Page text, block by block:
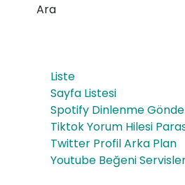
k
Ara
Liste
Sayfa Listesi
Spotify Dinlenme
Tiktok Yorum Hilesi
Twitter Profil Arka Plan
Youtube Beğeni